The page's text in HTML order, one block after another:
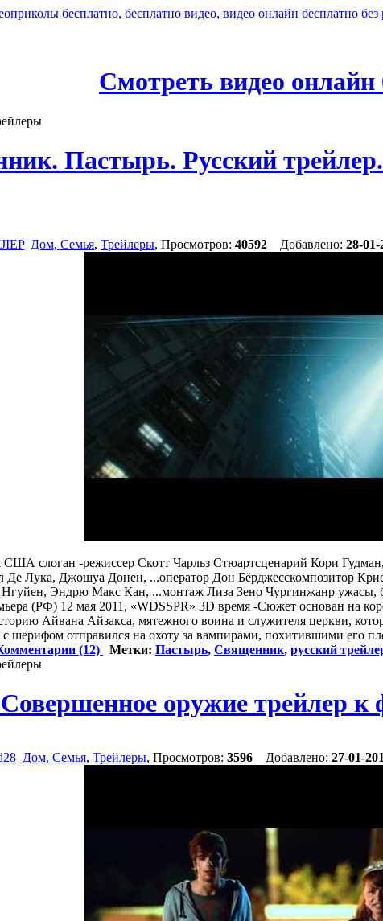
Смотреть видео онлайн
Пастырь. Русский
Дом, Семья, Трейлеры, Просмотров: 40592 Добавлено: 28-01-
США слоган -режиссер Скотт Чарльз Стюартсценарий Кори
Де Лука, Джошуа Донен, ...оператор Дон Бёрджесскомпозитор
Эндрю Макс Кан, ...монтаж Лиза Зено Чургинжанр ужасы,
(РФ) 12 мая 2011, «WDSSPR» 3D время -Сюжет основан на
Айвана Айзакса, мятежного воина и служителя церкви,
шерифом отправился на охоту за вампирами, похитившими его
(12) Метки: Пастырь, Священник, русский
оружие трейлер к
Дом, Семья, Трейлеры, Просмотров: 3596 Добавлено: 27-01-